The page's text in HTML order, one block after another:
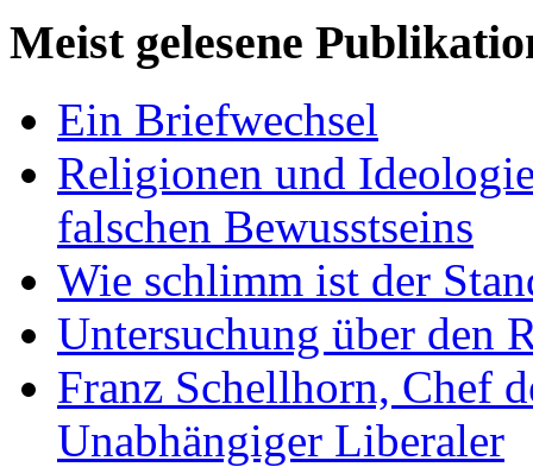
Meist gelesene
Ein Briefwechsel
Religionen und
falschen Bewusstseins
Wie schlimm ist der
Untersuchung über den
Franz Schellhorn, Chef
Unabhängiger Liberaler